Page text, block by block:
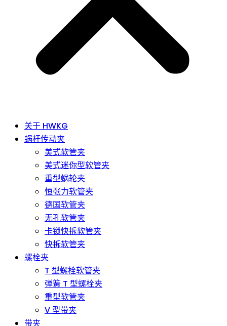
关于 HWKG
蜗杆传动夹
美式软管夹
美式迷你型软管夹
重型蜗轮夹
恒张力软管夹
德国软管夹
无孔软管夹
卡锁快拆软管夹
快拆软管夹
螺栓夹
T 型螺栓软管夹
弹簧 T 型螺栓夹
重型软管夹
V 型带夹
带夹